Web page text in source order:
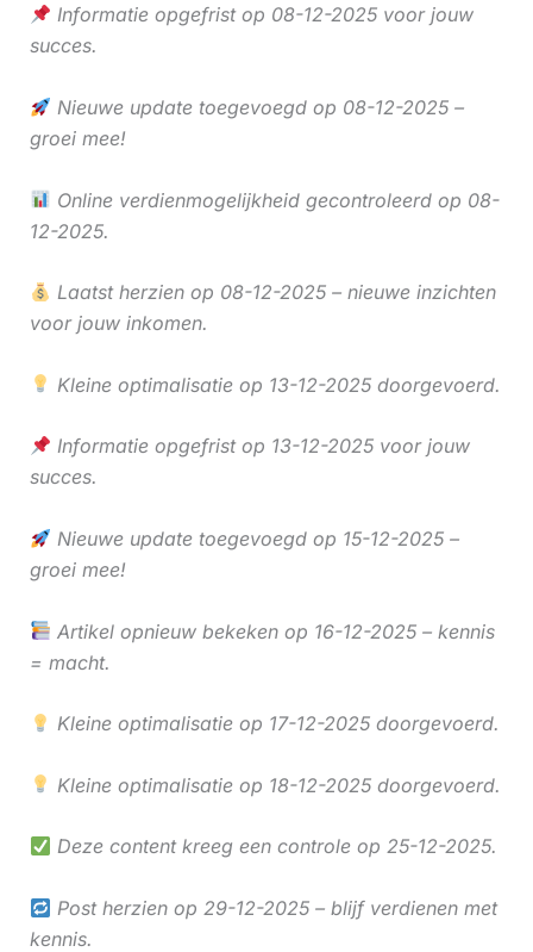
Informatie opgefrist op 08-12-2025 voor jouw
succes.
Nieuwe update toegevoegd op 08-12-2025 –
groei mee!
Online verdienmogelijkheid gecontroleerd op 08-
12-2025.
Laatst herzien op 08-12-2025 – nieuwe inzichten
voor jouw inkomen.
Kleine optimalisatie op 13-12-2025 doorgevoerd.
Informatie opgefrist op 13-12-2025 voor jouw
succes.
Nieuwe update toegevoegd op 15-12-2025 –
groei mee!
Artikel opnieuw bekeken op 16-12-2025 – kennis
= macht.
Kleine optimalisatie op 17-12-2025 doorgevoerd.
Kleine optimalisatie op 18-12-2025 doorgevoerd.
Deze content kreeg een controle op 25-12-2025.
Post herzien op 29-12-2025 – blijf verdienen met
kennis.